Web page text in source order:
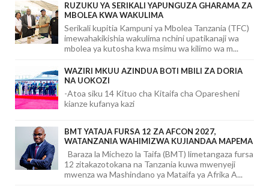
RUZUKU YA SERIKALI YAPUNGUZA GHARAMA ZA
MBOLEA KWA WAKULIMA
Serikali kupitia Kampuni ya Mbolea Tanzania (TFC)
imewahakikishia wakulima nchini upatikanaji wa
mbolea ya kutosha kwa msimu wa kilimo wa m...
WAZIRI MKUU AZINDUA BOTI MBILI ZA DORIA
NA UOKOZI
-Atoa siku 14 Kituo cha Kitaifa cha Oparesheni
kianze kufanya kazi
BMT YATAJA FURSA 12 ZA AFCON 2027,
WATANZANIA WAHIMIZWA KUJIANDAA MAPEMA
Baraza la Michezo la Taifa (BMT) limetangaza fursa
12 zitakazotokana na Tanzania kuwa mwenyeji
mwenza wa Mashindano ya Mataifa ya Afrika A...